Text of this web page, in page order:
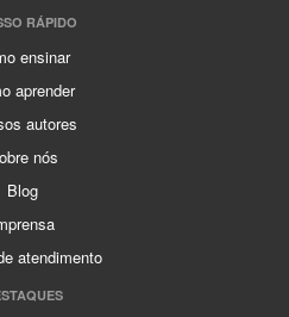
RÁPIDO
ensinar
aprender
autores
nós
Blog
atendimento